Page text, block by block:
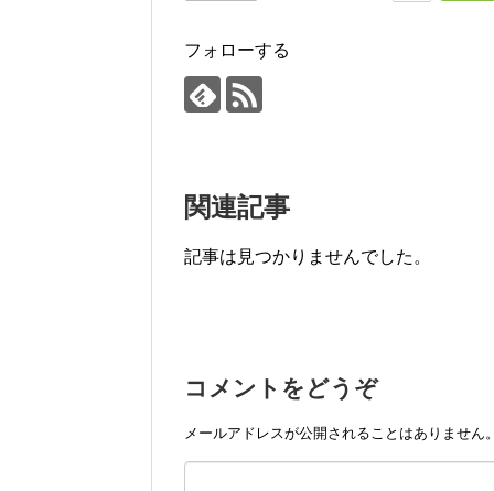
フォローする
関連記事
記事は見つかりませんでした。
コメントをどうぞ
メールアドレスが公開されることはありません。